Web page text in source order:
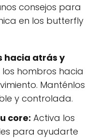
consejos para
en los butterfly
hacia atrás y
hombros hacia
Manténlos
y controlada.
core: Activa los
para ayudarte